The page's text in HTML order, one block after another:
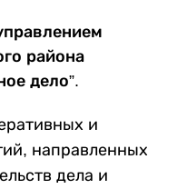
района
дело”.
и
направленных
дела и